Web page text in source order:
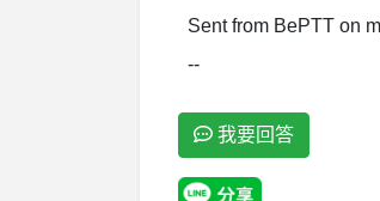
Sent from BePTT on
--
我要回答